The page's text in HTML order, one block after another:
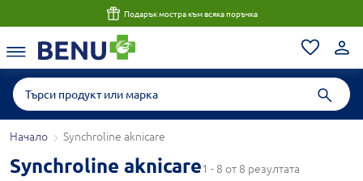
Подарък мостра към всяка поръчка
Начало Synchroline aknicare
Synchroline aknicare1 - 8 от 8 резултата